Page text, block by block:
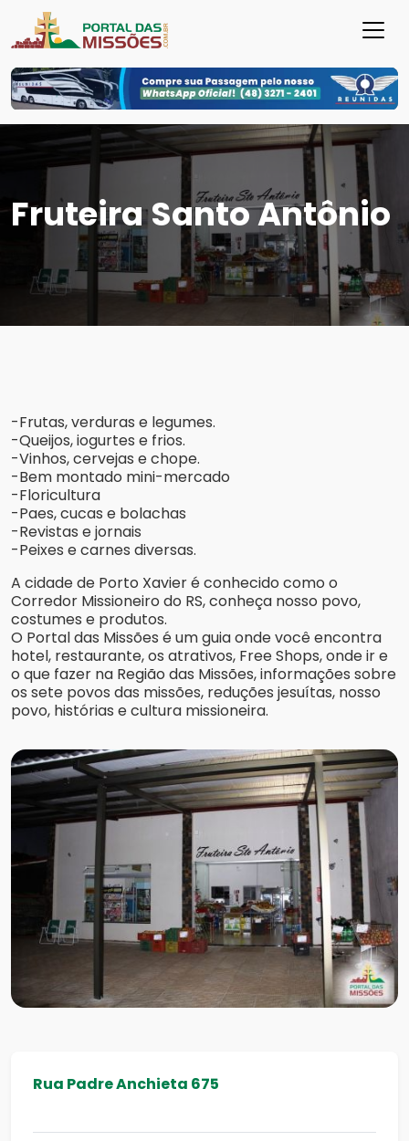
Fruteira Santo Antônio
-Frutas, verduras e legumes.
-Queijos, iogurtes e frios.
-Vinhos, cervejas e chope.
-Bem montado mini-mercado
-Floricultura
-Paes, cucas e bolachas
-Revistas e jornais
-Peixes e carnes diversas.
A cidade de Porto Xavier é conhecido como o
Corredor Missioneiro do RS, conheça nosso povo,
costumes e produtos.
O Portal das Missões é um guia onde você encontra
hotel, restaurante, os atrativos, Free Shops, onde ir e
o que fazer na Região das Missões, informações sobre
os sete povos das missões, reduções jesuítas, nosso
povo, histórias e cultura missioneira.
Rua Padre Anchieta 675